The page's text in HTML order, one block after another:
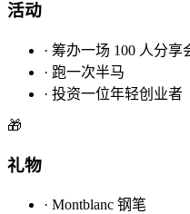
活动
· 筹办一场 100 人分享
· 跑一次半马
· 投资一位年轻创业者
🎁
礼物
· Montblanc 钢笔